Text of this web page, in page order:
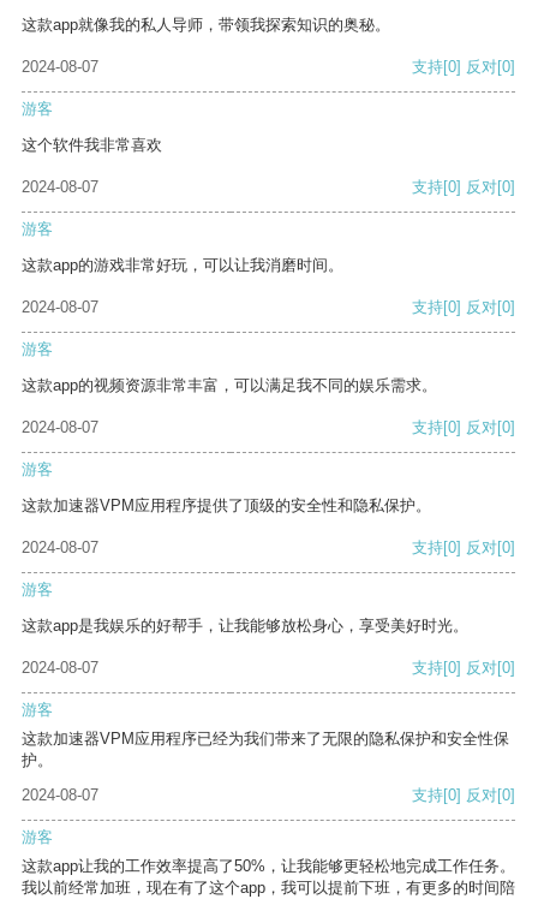
这款app就像我的私人导师，带领我探索知识的奥秘。
2024-08-07 支持[0] 反对[0]
游客
这个软件我非常喜欢
2024-08-07 支持[0] 反对[0]
游客
这款app的游戏非常好玩，可以让我消磨时间。
2024-08-07 支持[0] 反对[0]
游客
这款app的视频资源非常丰富，可以满足我不同的娱乐需求。
2024-08-07 支持[0] 反对[0]
游客
这款加速器VPM应用程序提供了顶级的安全性和隐私保护。
2024-08-07 支持[0] 反对[0]
游客
这款app是我娱乐的好帮手，让我能够放松身心，享受美好时光。
2024-08-07 支持[0] 反对[0]
游客
这款加速器VPM应用程序已经为我们带来了无限的隐私保护和安全性保
护。
2024-08-07
支持[0] 反对[0]
游客
这款app让我的工作效率提高了50%，让我能够更轻松地完成工作任务。
我以前经常加班，现在有了这个app，我可以提前下班，有更多的时间陪